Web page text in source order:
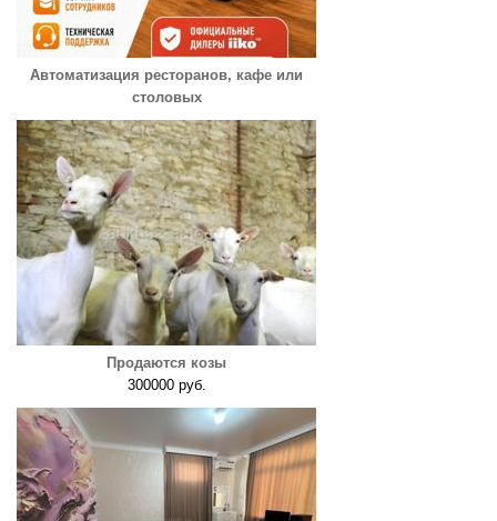
Автоматизация ресторанов, кафе или
столовых
Продаются козы
300000 руб.